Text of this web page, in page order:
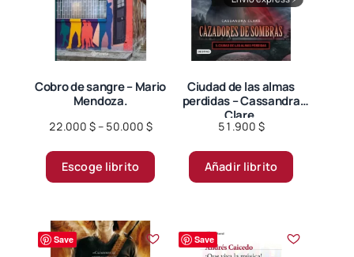
Cobro de sangre – Mario
Mendoza.
22.000 $– 50.000 $Price
22.000 $
through
Escoge librito
producto
variantes.
Las
Ciudad de las almas
perdidas – Cassandra
Clare.
51.900 $
Añadir librito
Save Save